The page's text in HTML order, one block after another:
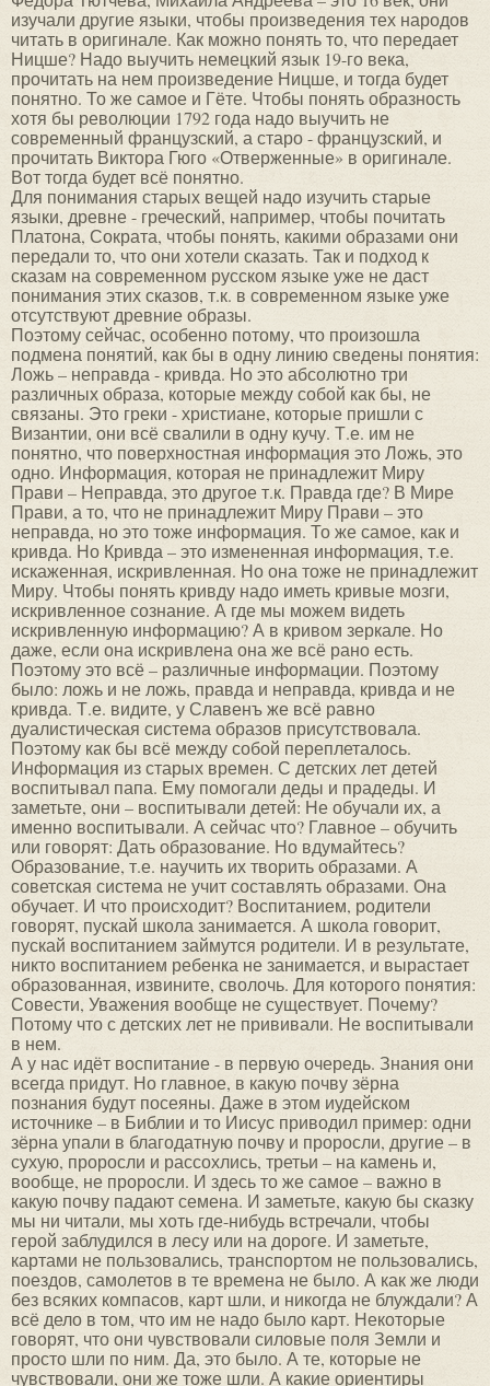
изучали другие языки, чтобы произведения тех народов
читать в оригинале. Как можно понять то, что передает
Ницше? Надо выучить немецкий язык 19-го века,
прочитать на нем произведение Ницше, и тогда будет
понятно. То же самое и Гёте. Чтобы понять образность
хотя бы революции 1792 года надо выучить не
современный французский, а старо - французский, и
прочитать Виктора Гюго «Отверженные» в оригинале.
Вот тогда будет всё понятно.
Для понимания старых вещей надо изучить старые
языки, древне - греческий, например, чтобы почитать
Платона, Сократа, чтобы понять, какими образами они
передали то, что они хотели сказать. Так и подход к
сказам на современном русском языке уже не даст
понимания этих сказов, т.к. в современном языке уже
отсутствуют древние образы.
Поэтому сейчас, особенно потому, что произошла
подмена понятий, как бы в одну линию сведены понятия:
Ложь – неправда - кривда. Но это абсолютно три
различных образа, которые между собой как бы, не
связаны. Это греки - христиане, которые пришли с
Византии, они всё свалили в одну кучу. Т.е. им не
понятно, что поверхностная информация это Ложь, это
одно. Информация, которая не принадлежит Миру
Прави – Неправда, это другое т.к. Правда где? В Мире
Прави, а то, что не принадлежит Миру Прави – это
неправда, но это тоже информация. То же самое, как и
кривда. Но Кривда – это измененная информация, т.е.
искаженная, искривленная. Но она тоже не принадлежит
Миру. Чтобы понять кривду надо иметь кривые мозги,
искривленное сознание. А где мы можем видеть
искривленную информацию? А в кривом зеркале. Но
даже, если она искривлена она же всё рано есть.
Поэтому это всё – различные информации. Поэтому
было: ложь и не ложь, правда и неправда, кривда и не
кривда. Т.е. видите, у Славенъ же всё равно
дуалистическая система образов присутствовала.
Поэтому как бы всё между собой переплеталось.
Информация из старых времен. С детских лет детей
воспитывал папа. Ему помогали деды и прадеды. И
заметьте, они – воспитывали детей: Не обучали их, а
именно воспитывали. А сейчас что? Главное – обучить
или говорят: Дать образование. Но вдумайтесь?
Образование, т.е. научить их творить образами. А
советская система не учит составлять образами. Она
обучает. И что происходит? Воспитанием, родители
говорят, пускай школа занимается. А школа говорит,
пускай воспитанием займутся родители. И в результате,
никто воспитанием ребенка не занимается, и вырастает
образованная, извините, сволочь. Для которого понятия:
Совести, Уважения вообще не существует. Почему?
Потому что с детских лет не прививали. Не воспитывали
в нем.
А у нас идёт воспитание - в первую очередь. Знания они
всегда придут. Но главное, в какую почву зёрна
познания будут посеяны. Даже в этом иудейском
источнике – в Библии и то Иисус приводил пример: одни
зёрна упали в благодатную почву и проросли, другие – в
сухую, проросли и рассохлись, третьи – на камень и,
вообще, не проросли. И здесь то же самое – важно в
какую почву падают семена. И заметьте, какую бы сказку
мы ни читали, мы хоть где-нибудь встречали, чтобы
герой заблудился в лесу или на дороге. И заметьте,
картами не пользовались, транспортом не пользовались,
поездов, самолетов в те времена не было. А как же люди
без всяких компасов, карт шли, и никогда не блуждали? А
всё дело в том, что им не надо было карт. Некоторые
говорят, что они чувствовали силовые поля Земли и
просто шли по ним. Да, это было. А те, которые не
чувствовали, они же тоже шли. А какие ориентиры